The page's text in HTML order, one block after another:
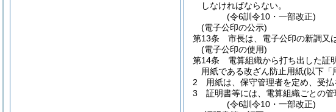
しなければならない。
(令6訓令10・一部改正)
(電子公印の公示)
第13条
市長は、電子公印の新調又
(電子公印の使用)
第14条
電算組織から打ち出した証
用紙である改ざん防止用紙(以下「
2
用紙は、保守管理者を定め、受
3
証明書等には、電算組織ごとの管
(令6訓令10・一部改正)